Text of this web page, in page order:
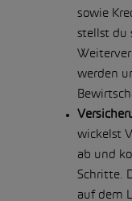
sowie
stellst du
werden
wickelst
ab und
Schritte.
auf dem